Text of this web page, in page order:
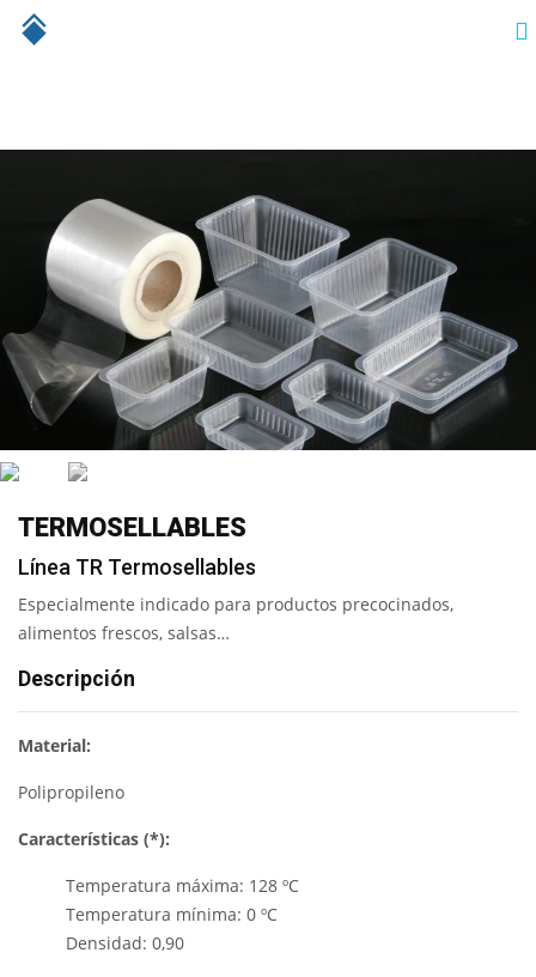
TERMOSELLABLES
Línea TR Termosellables
Especialmente indicado para productos precocinados,
alimentos frescos, salsas…
Descripción
Material:
Polipropileno
Características (*):
Temperatura máxima: 128 ºC
Temperatura mínima: 0 ºC
Densidad: 0,90